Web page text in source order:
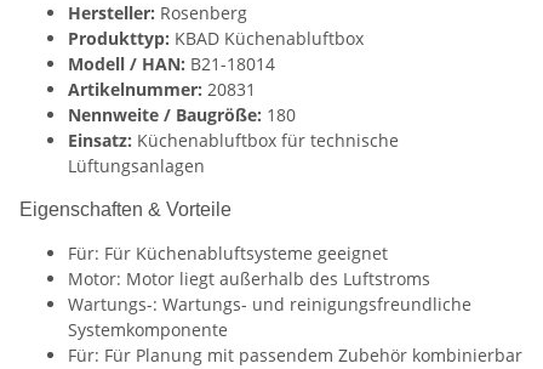
Hersteller: Rosenberg
Produkttyp: KBAD Küchenabluftbox
Modell / HAN: B21-18014
Artikelnummer: 20831
Nennweite / Baugröße: 180
Einsatz: Küchenabluftbox für technische
Lüftungsanlagen
Eigenschaften & Vorteile
Für: Für Küchenabluftsysteme geeignet
Motor: Motor liegt außerhalb des Luftstroms
Wartungs-: Wartungs- und reinigungsfreundliche
Systemkomponente
Für: Für Planung mit passendem Zubehör kombinierbar